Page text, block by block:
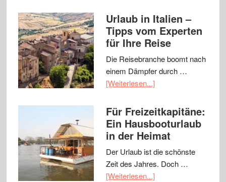
Urlaub in Italien –
Tipps vom Experten
für Ihre Reise
Die Reisebranche boomt nach
einem Dämpfer durch …
[Weiterlesen...]
Für Freizeitkapitäne:
Ein Hausbooturlaub
in der Heimat
Der Urlaub ist die schönste
Zeit des Jahres. Doch …
[Weiterlesen...]